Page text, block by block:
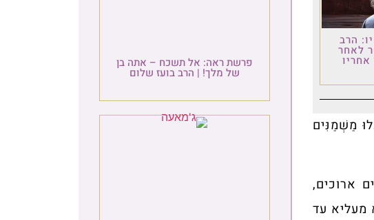
הרב
לאחר
אחריו
מַשְׁמַנִּים
ארוכים,
מעליא עד
פרשת ראה: אל תשכח – אתה בן
של מלך! | הרב בועז שלום